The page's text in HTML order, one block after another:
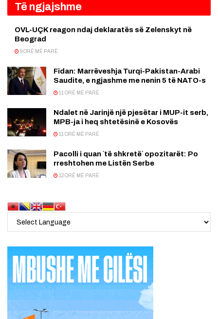
Të ngjajshme
OVL-UÇK reagon ndaj deklaratës së Zelenskyt në
Beograd
9 ORË MË PARË
Fidan: Marrëveshja Turqi-Pakistan-Arabi
Saudite, e ngjashme me nenin 5 të NATO-s
11 ORË MË PARË
Ndalet në Jarinjë një pjesëtar i MUP-it serb,
MPB-ja i heq shtetësinë e Kosovës
11 ORË MË PARË
Pacolli i quan `të shkretë` opozitarët: Po
rreshtohen me Listën Serbe
12 ORË MË PARË